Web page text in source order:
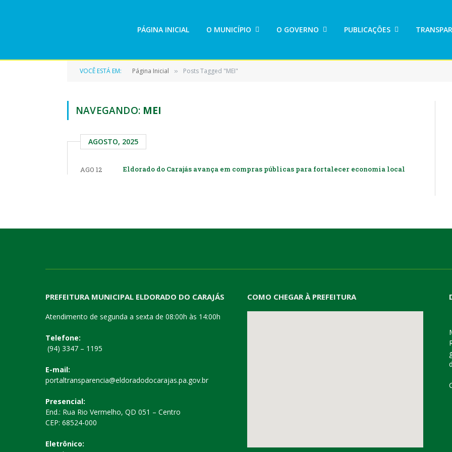
PÁGINA INICIAL O MUNICÍPIO O GOVERNO PUBLICAÇÕES
VOCÊ ESTÁ EM: Página Inicial » Posts Tagged "MEI"
NAVEGANDO: MEI
AGOSTO, 2025
AGO 12 Eldorado do Carajás avança em compras públicas para fortalecer economia local
PREFEITURA MUNICIPAL ELDORADO DO CARAJÁS
Atendimento de segunda a sexta de 08:00h às 14:00h
Telefone:
(94) 3347 – 1195
E-mail:
portaltransparencia@eldoradodocarajas.pa.gov.br
Presencial:
End.: Rua Rio Vermelho, QD 051 – Centro
CEP: 68524-000
Eletrônico:
COMO CHEGAR À PREFEITURA